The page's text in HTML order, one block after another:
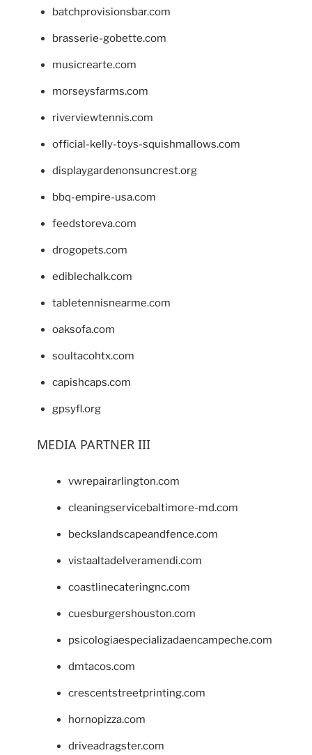
batchprovisionsbar.com
brasserie-gobette.com
musicrearte.com
morseysfarms.com
riverviewtennis.com
official-kelly-toys-squishmallows.com
displaygardenonsuncrest.org
bbq-empire-usa.com
feedstoreva.com
drogopets.com
ediblechalk.com
tabletennisnearme.com
oaksofa.com
soultacohtx.com
capishcaps.com
gpsyfl.org
MEDIA PARTNER III
vwrepairarlington.com
cleaningservicebaltimore-md.com
beckslandscapeandfence.com
vistaaltadelveramendi.com
coastlinecateringnc.com
cuesburgershouston.com
psicologiaespecializadaencampeche.com
dmtacos.com
crescentstreetprinting.com
hornopizza.com
driveadragster.com